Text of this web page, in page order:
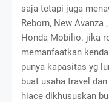
saja tetapi juga
Reborn, New Avanza
Honda Mobilio. jika
memanfaatkan
punya kapasitas yg
buat usaha travel
hiace dikhususkan